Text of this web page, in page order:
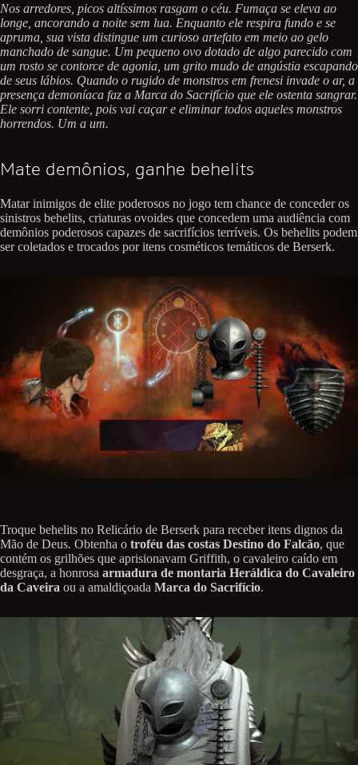
Nos arredores, picos altíssimos rasgam o céu. Fumaça se eleva ao
longe, ancorando a noite sem lua. Enquanto ele respira fundo e se
apruma, sua vista distingue um curioso artefato em meio ao gelo
manchado de sangue. Um pequeno ovo dotado de algo parecido com
um rosto se contorce de agonia, um grito mudo de angústia escapando
de seus lábios. Quando o rugido de monstros em frenesi invade o ar, a
presença demoníaca faz a Marca do Sacrifício que ele ostenta sangrar.
Ele sorri contente, pois vai caçar e eliminar todos aqueles monstros
horrendos. Um a um.
Mate demônios, ganhe behelits
Matar inimigos de elite poderosos no jogo tem chance de conceder os
sinistros behelits, criaturas ovoides que concedem uma audiência com
demônios poderosos capazes de sacrifícios terríveis. Os behelits podem
ser coletados e trocados por itens cosméticos temáticos de Berserk.
Troque behelits no Relicário de Berserk para receber itens dignos da
Mão de Deus. Obtenha o troféu das costas Destino do Falcão, que
contém os grilhões que aprisionavam Griffith, o cavaleiro caído em
desgraça, a honrosa armadura de montaria Heráldica do Cavaleiro
da Caveira ou a amaldiçoada Marca do Sacrifício.